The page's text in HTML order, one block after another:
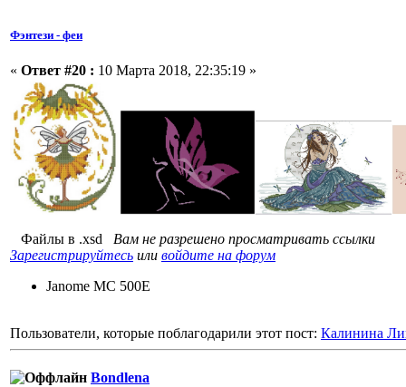
Фэнтези - феи
« Ответ #20 : 10 Марта 2018, 22:35:19 »
Файлы в .xsd Вам не разрешено просматривать ссылки
Зарегистрируйтесь или войдите на форум
Janome MC 500E
Пользователи, которые поблагодарили этот пост: Калинина
Bondlena